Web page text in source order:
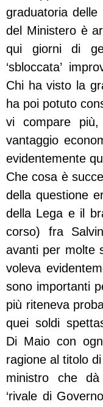
graduatoria
del Ministero è
qui giorni di
‘sbloccata’
Chi ha visto la
ha poi potuto
vi compare
vantaggio
evidentemente
Che cosa è
della questione
della Lega e il
corso) fra
avanti per molte
voleva
sono importanti
più riteneva
quei soldi
Di Maio con
ragione al titolo di
ministro che dà
‘rivale di